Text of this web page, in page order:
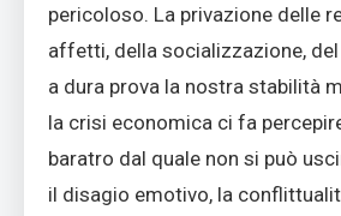
pericoloso. La privazione delle
affetti, della socializzazione,
a dura prova la nostra stabilità
la crisi economica ci fa
baratro dal quale non si può
il disagio emotivo, la